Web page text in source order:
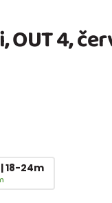
4,
18-24m